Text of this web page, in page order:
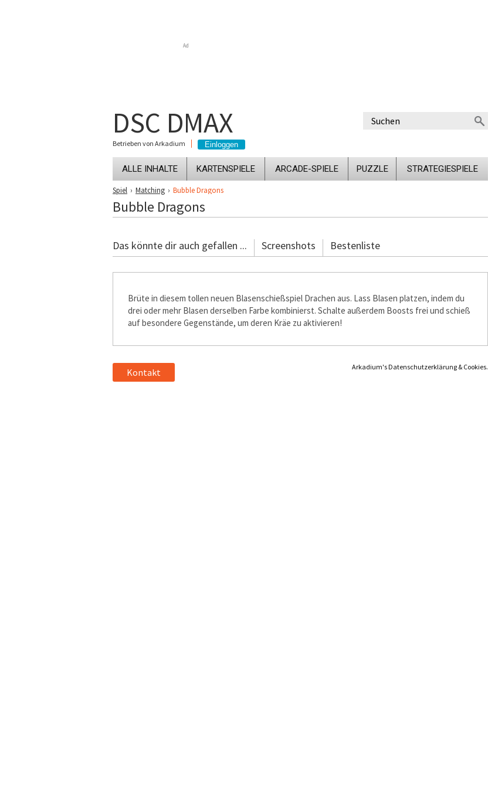
Ad
DSC DMAX
Betrieben von Arkadium
ALLE INHALTE KARTENSPIELE ARCADE-SPIELE PUZZLE STRATEGIESPIELE
Spiel › Matching › Bubble Dragons
Bubble Dragons
Das könnte dir auch gefallen ... Screenshots Bestenliste
Brüte in diesem tollen neuen Blasenschießspiel Drachen aus. Lass Blasen platzen, indem du
drei oder mehr Blasen derselben Farbe kombinierst. Schalte außerdem Boosts frei und schieß
auf besondere Gegenstände, um deren Kräfte zu aktivieren!
Arkadium's Datenschutzerklärung & Cookies.
Kontakt